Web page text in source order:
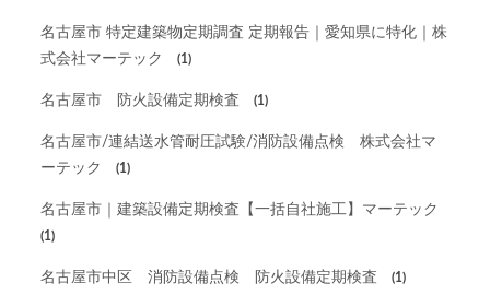
名古屋市 特定建築物定期調査 定期報告｜愛知県に特化｜株
式会社マーテック
(1)
名古屋市 防火設備定期検査 (1)
名古屋市/連結送水管耐圧試験/消防設備点検 株式会社マ
ーテック
(1)
名古屋市｜建築設備定期検査【一括自社施工】マーテック
(1)
名古屋市中区 消防設備点検 防火設備定期検査 (1)